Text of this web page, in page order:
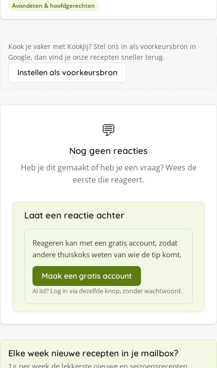
Avondeten & hoofdgerechten
Kook je vaker met KookJij? Stel ons in als voorkeursbron in
Google, dan vind je onze recepten sneller terug.
Instellen als voorkeursbron
💬
Nog geen reacties
Heb je dit gemaakt of heb je een vraag? Wees de
eerste die reageert.
Laat een reactie achter
Reageren kan met een gratis account, zodat
andere thuiskoks weten van wie de tip komt.
Maak een gratis account
Al lid? Log in via dezelfde knop, zonder wachtwoord.
Elke week nieuwe recepten in je mailbox?